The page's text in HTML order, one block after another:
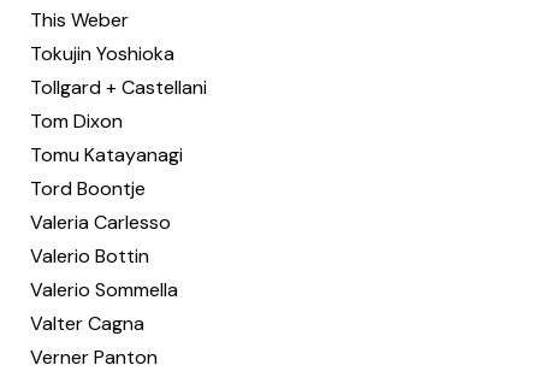
This Weber
Tokujin Yoshioka
Tollgard + Castellani
Tom Dixon
Tomu Katayanagi
Tord Boontje
Valeria Carlesso
Valerio Bottin
Valerio Sommella
Valter Cagna
Verner Panton